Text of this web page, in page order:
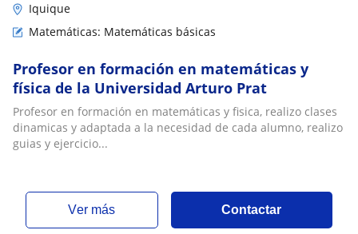
Iquique
Matemáticas: Matemáticas básicas
Profesor en formación en matemáticas y
física de la Universidad Arturo Prat
Profesor en formación en matemáticas y fisica, realizo clases
dinamicas y adaptada a la necesidad de cada alumno, realizo
guias y ejercicio...
ver más Contactar